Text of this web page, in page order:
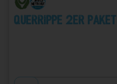
Querrippe 2er Paket